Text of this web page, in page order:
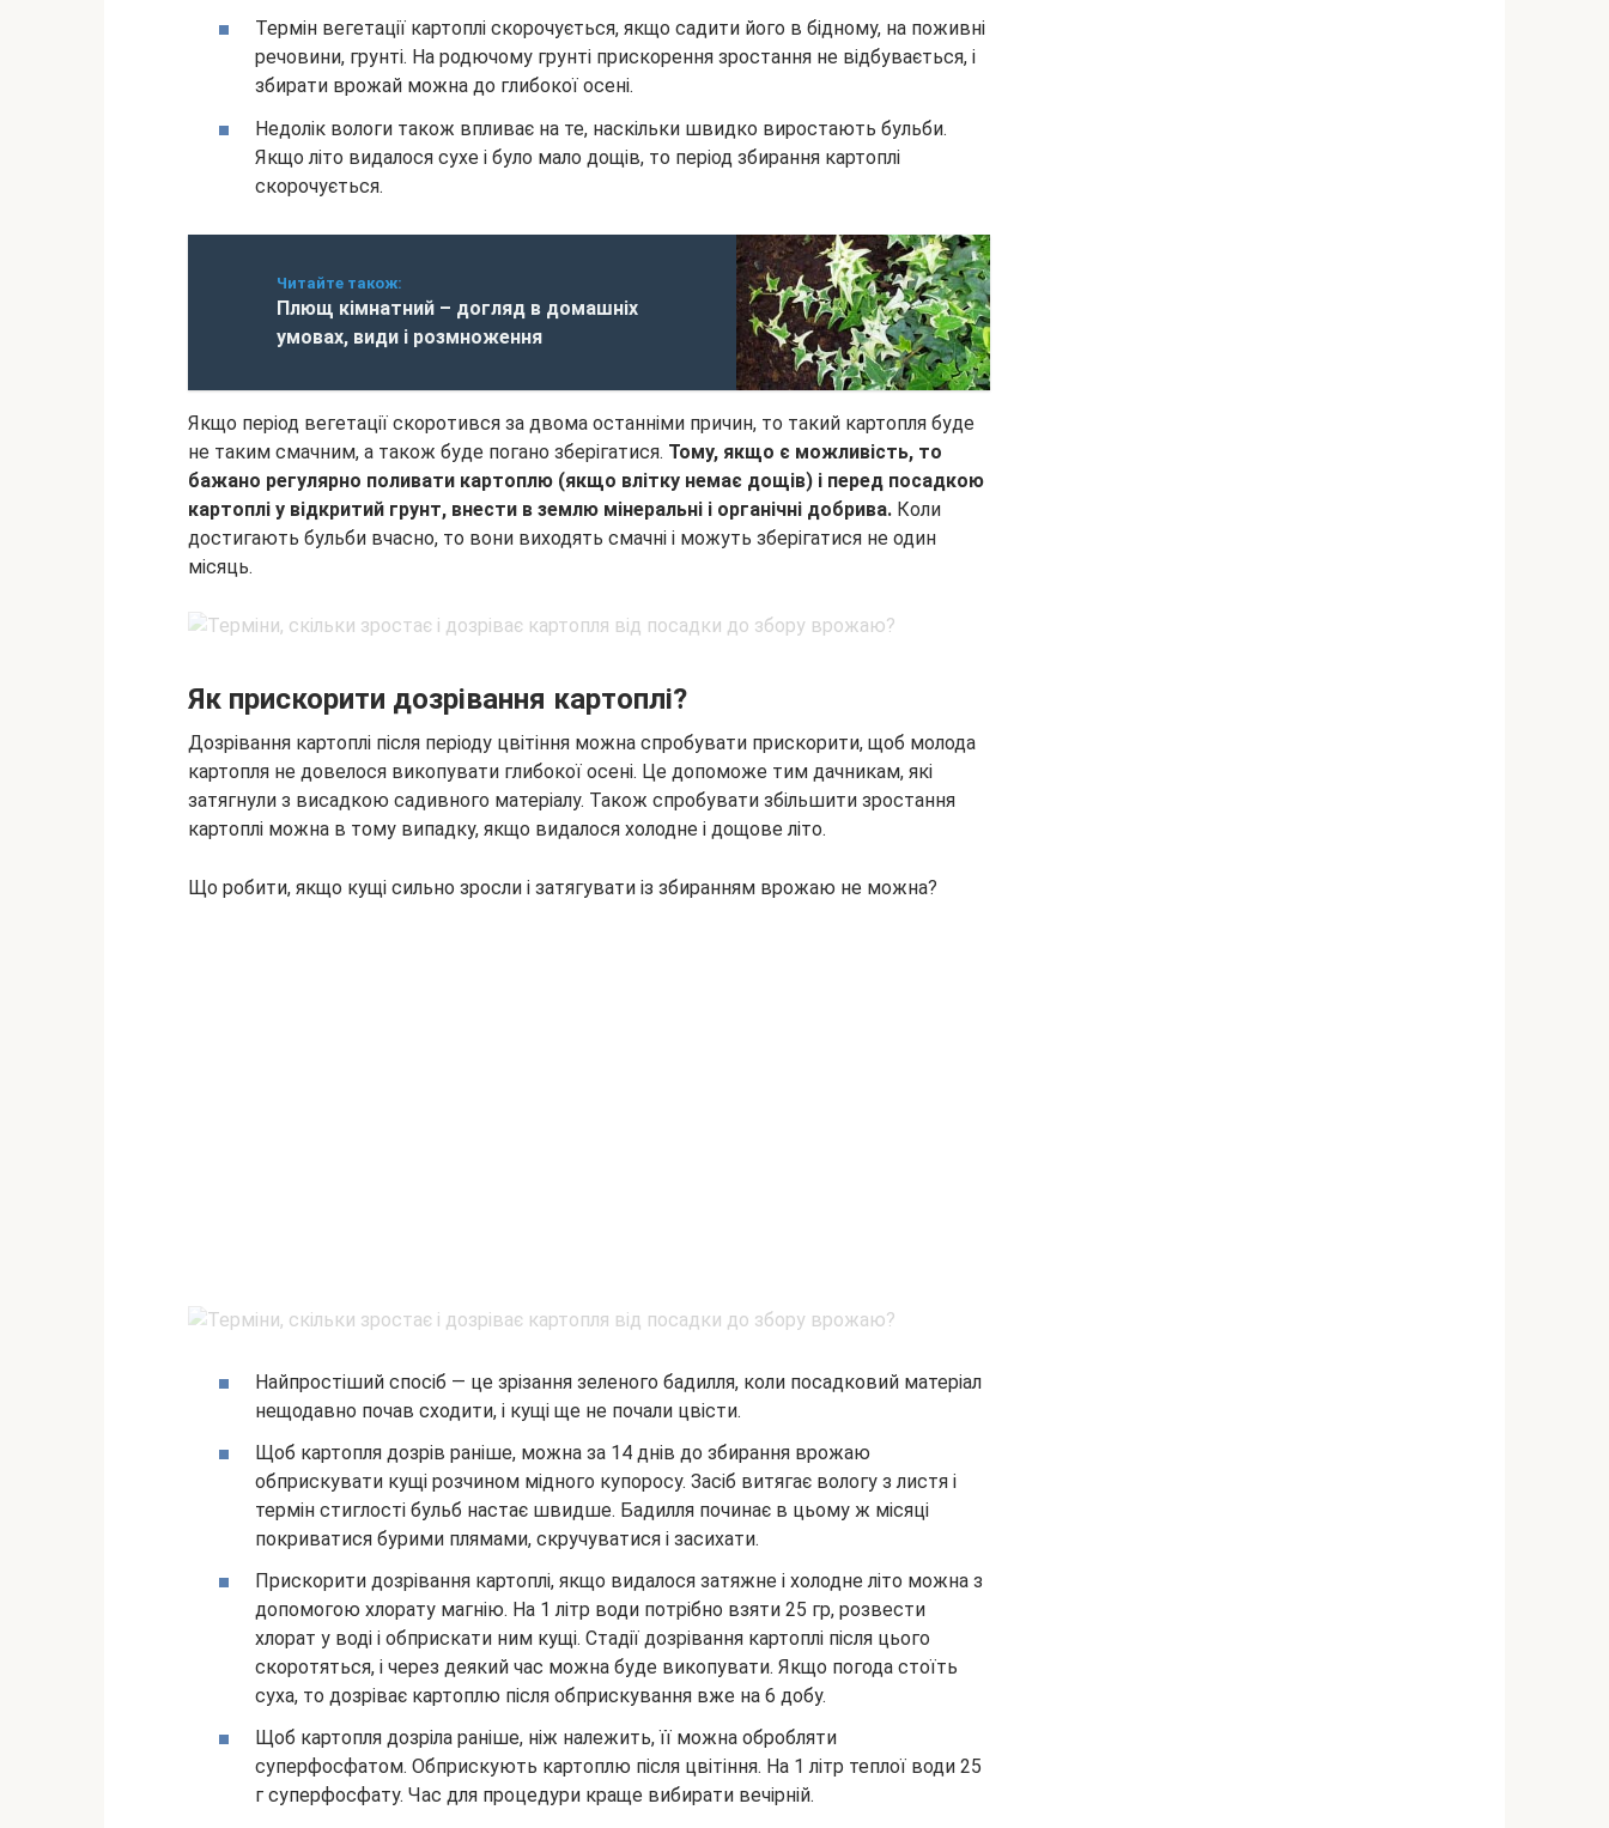
Термін вегетації картоплі скорочується, якщо садити його в бідному, на поживні
речовини, грунті. На родючому грунті прискорення зростання не відбувається, і
збирати врожай можна до глибокої осені.
Недолік вологи також впливає на те, наскільки швидко виростають бульби.
Якщо літо видалося сухе і було мало дощів, то період збирання картоплі
скорочується.
Читайте також:
Плющ кімнатний – догляд в домашніх
умовах, види і розмноження
Якщо період вегетації скоротився за двома останніми причин, то такий картопля буде
не таким смачним, а також буде погано зберігатися. Тому, якщо є можливість, то
бажано регулярно поливати картоплю (якщо влітку немає дощів) і перед посадкою
картоплі у відкритий грунт, внести в землю мінеральні і органічні добрива. Коли
достигають бульби вчасно, то вони виходять смачні і можуть зберігатися не один
місяць.
Як прискорити дозрівання картоплі?
Дозрівання картоплі після періоду цвітіння можна спробувати прискорити, щоб молода
картопля не довелося викопувати глибокої осені. Це допоможе тим дачникам, які
затягнули з висадкою садивного матеріалу. Також спробувати збільшити зростання
картоплі можна в тому випадку, якщо видалося холодне і дощове літо.
Що робити, якщо кущі сильно зросли і затягувати із збиранням врожаю не можна?
Найпростіший спосіб — це зрізання зеленого бадилля, коли посадковий матеріал
нещодавно почав сходити, і кущі ще не почали цвісти.
Щоб картопля дозрів раніше, можна за 14 днів до збирання врожаю
обприскувати кущі розчином мідного купоросу. Засіб витягає вологу з листя і
термін стиглості бульб настає швидше. Бадилля починає в цьому ж місяці
покриватися бурими плямами, скручуватися і засихати.
Прискорити дозрівання картоплі, якщо видалося затяжне і холодне літо можна з
допомогою хлорату магнію. На 1 літр води потрібно взяти 25 гр, розвести
хлорат у воді і обприскати ним кущі. Стадії дозрівання картоплі після цього
скоротяться, і через деякий час можна буде викопувати. Якщо погода стоїть
суха, то дозріває картоплю після обприскування вже на 6 добу.
Щоб картопля дозріла раніше, ніж належить, її можна обробляти
суперфосфатом. Обприскують картоплю після цвітіння. На 1 літр теплої води 25
г суперфосфату. Час для процедури краще вибирати вечірній.